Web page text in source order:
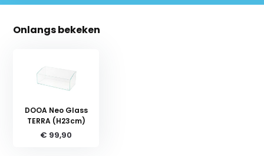
Onlangs bekeken
DOOA Neo Glass
TERRA (H23cm)
€ 99,90